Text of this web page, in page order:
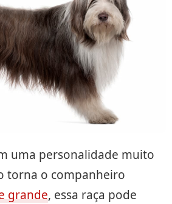
uma personalidade muito
torna o companheiro
grande, essa raça pode